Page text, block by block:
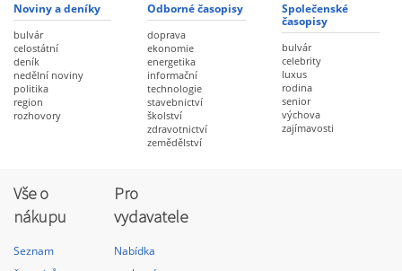
Noviny a deníky
bulvár
celostátní
deník
nedělní noviny
politika
region
rozhovory
Odborné časopisy
doprava
ekonomie
energetika
informační
technologie
stavebnictví
školství
zdravotnictví
zemědělství
Společenské
časopisy
bulvár
celebrity
luxus
rodina
senior
výchova
zajímavosti
Vše o
nákupu
Seznam
Pro
vydavatele
Nabídka